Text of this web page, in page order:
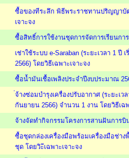
ซื้อของทีระลึก พิธีพระราชทานปริญญาบั
เจาะจง
ซื้อสิทธิ์การใช้งานชุดการจัดการเรียนกา
เช่าใช้ระบบ e-Saraban (ระยะเวลา 1
2566) โดยวิธีเฉพาะเจาะจง
ซื้อน้ำมันเชื้อเพลิงประจำปีงบประมาณ
จ้างซ่อมบำรุงเครื่องปรับอากาศ (ระยะเ
กันยายน 2566) จำนวน 1 งาน โดยวิธีเฉ
จ้างจัดทำกิจกรรมโครงการสานฝันการบิ
ซื้อชุดกล่องเครื่องมือพร้อมเครื่องมือช่าง
ชุด โดยวิะีเฉพาะเจาะจง